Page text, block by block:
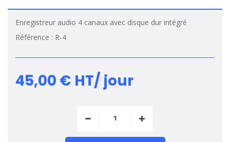
Enregistreur audio 4 canaux avec disque dur intégré
Référence : R-4
45,00 € HT/ jour